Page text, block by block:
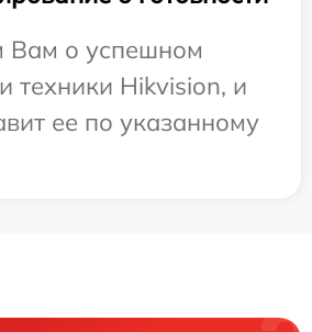
о успешном
техники Hikvision, и
ее по указанному